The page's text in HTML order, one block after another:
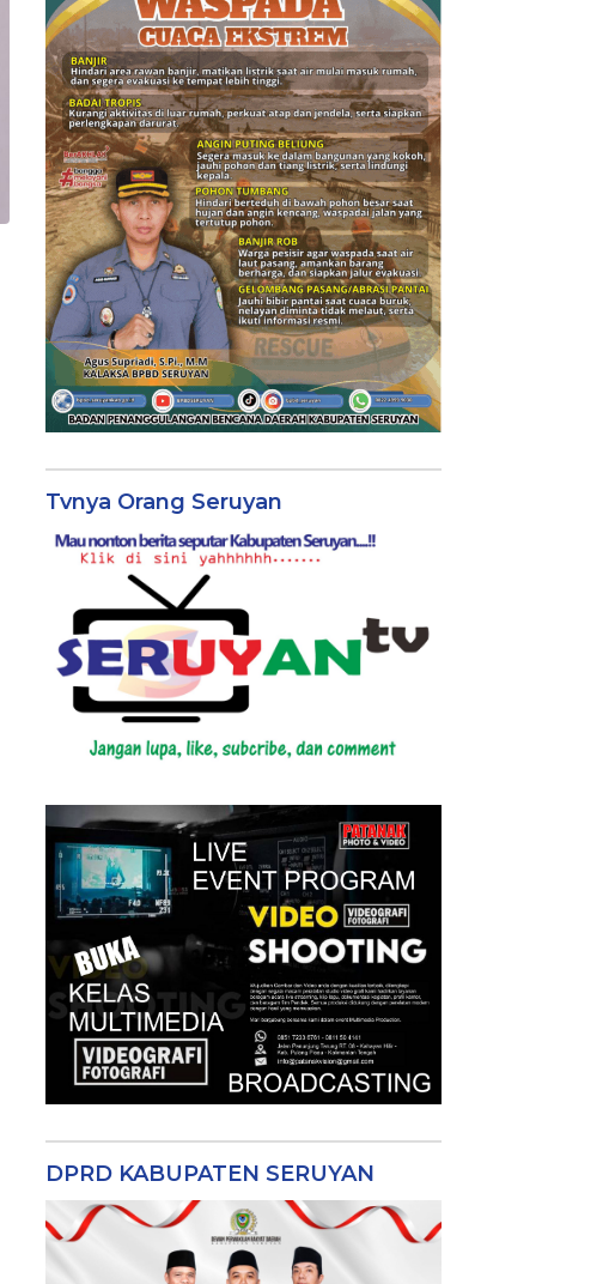
Tvnya Orang Seruyan
DPRD KABUPATEN SERUYAN